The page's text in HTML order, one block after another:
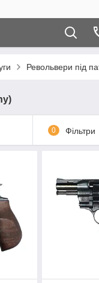
Револьвери під
0 Фільтри